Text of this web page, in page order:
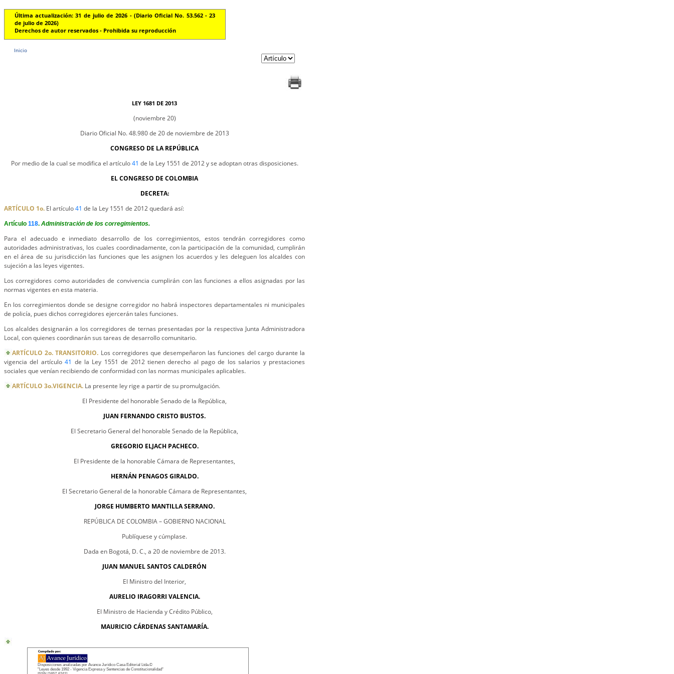
Última actualización: 31 de julio de 2026 - (Diario Oficial No. 53.562 - 23
de julio de 2026)
Derechos de autor reservados - Prohibida su reproducción
Inicio
LEY 1681 DE 2013
(noviembre 20)
Diario Oficial No. 48.980 de 20 de noviembre de 2013
CONGRESO DE LA REPÚBLICA
Por medio de la cual se modifica el artículo41 de la Ley 1551 de 2012 y se adoptan otras disposiciones.
EL CONGRESO DE COLOMBIA
DECRETA:
ARTÍCULO 1o. El artículo41 de la Ley 1551 de 2012 quedará así:
Artículo 118. Administración de los corregimientos.
Para el adecuado e inmediato desarrollo de los corregimientos, estos tendrán corregidores como
autoridades administrativas, los cuales coordinadamente, con la participación de la comunidad, cumplirán
en el área de su jurisdicción las funciones que les asignen los acuerdos y les deleguen los alcaldes con
sujeción a las leyes vigentes.
Los corregidores como autoridades de convivencia cumplirán con las funciones a ellos asignadas por las
normas vigentes en esta materia.
En los corregimientos donde se designe corregidor no habrá inspectores departamentales ni municipales
de policía, pues dichos corregidores ejercerán tales funciones.
Los alcaldes designarán a los corregidores de ternas presentadas por la respectiva Junta Administradora
Local, con quienes coordinarán sus tareas de desarrollo comunitario.
ARTÍCULO 2o. TRANSITORIO. Los corregidores que desempeñaron las funciones del cargo durante la
vigencia del artículo41 de la Ley 1551 de 2012 tienen derecho al pago de los salarios y prestaciones
sociales que venían recibiendo de conformidad con las normas municipales aplicables.
ARTÍCULO 3o.VIGENCIA. La presente ley rige a partir de su promulgación.
El Presidente del honorable Senado de la República,
JUAN FERNANDO CRISTO BUSTOS.
El Secretario General del honorable Senado de la República,
GREGORIO ELJACH PACHECO.
El Presidente de la honorable Cámara de Representantes,
HERNÁN PENAGOS GIRALDO.
El Secretario General de la honorable Cámara de Representantes,
JORGE HUMBERTO MANTILLA SERRANO.
REPÚBLICA DE COLOMBIA – GOBIERNO NACIONAL
Publíquese y cúmplase.
Dada en Bogotá, D. C., a 20 de noviembre de 2013.
JUAN MANUEL SANTOS CALDERÓN
El Ministro del Interior,
AURELIO IRAGORRI VALENCIA.
El Ministro de Hacienda y Crédito Público,
MAURICIO CÁRDENAS SANTAMARÍA.
Disposiciones analizadas por Avance Jurídico Casa Editorial Ltda.©
"Leyes desde 1992 - Vigencia Expresa y Sentencias de Constitucionalidad"